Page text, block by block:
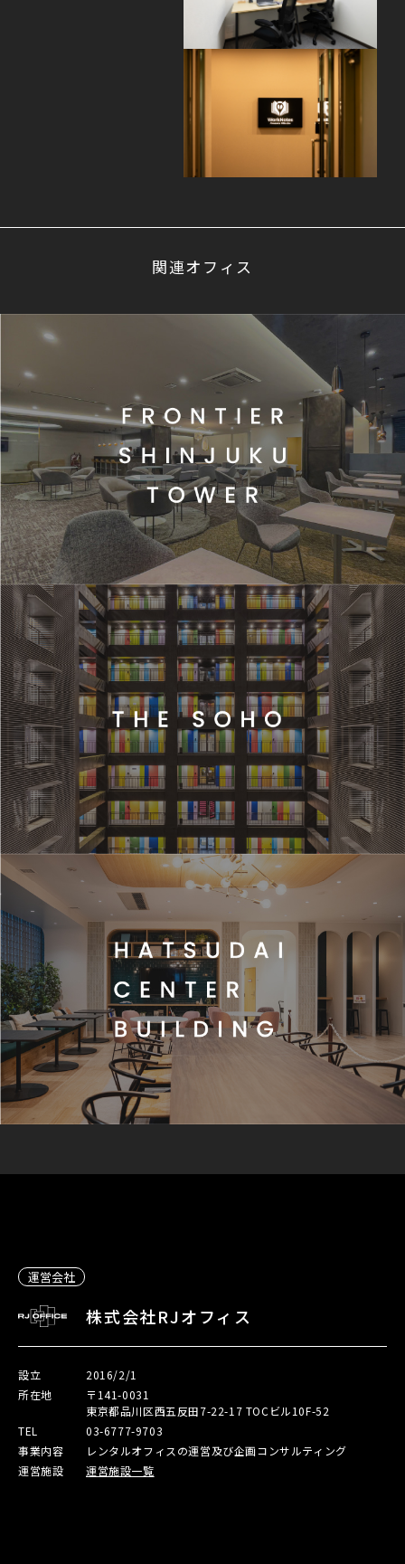
関連オフィス
運営会社
株式会社RJオフィス
設立
2016/2/1
所在地
〒141-0031
東京都品川区西五反田7-22-17 TOCビル10F-52
TEL
03-6777-9703
事業内容
レンタルオフィスの運営及び企画コンサルティング
運営施設
運営施設一覧